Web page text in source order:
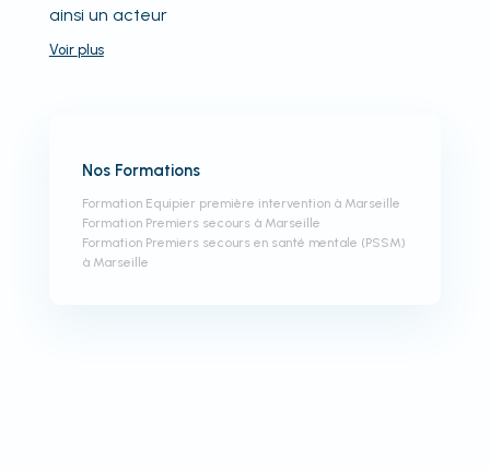
ainsi un acteur
Voir plus
Nos Formations
Formation Equipier première intervention à Marseille
Formation Premiers secours à Marseille
Formation Premiers secours en santé mentale (PSSM)
à Marseille